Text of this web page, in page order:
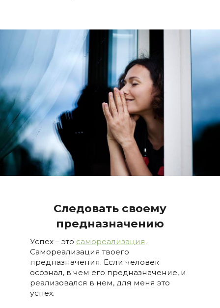
Следовать своему
предназначению
Успех – это самореализация.
Самореализация твоего
предназначения. Если человек
осознал, в чем его предназначение, и
реализовался в нем, для меня это
успех.